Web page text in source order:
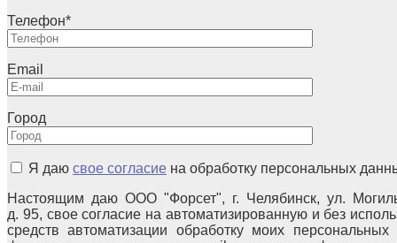
Телефон*
Email
Город
Я даю свое согласие на обработку персональных
Настоящим даю ООО "Форсет", г. Челябинск, ул.
д. 95, свое согласие на автоматизированную и без
средств автоматизации обработку моих персональных